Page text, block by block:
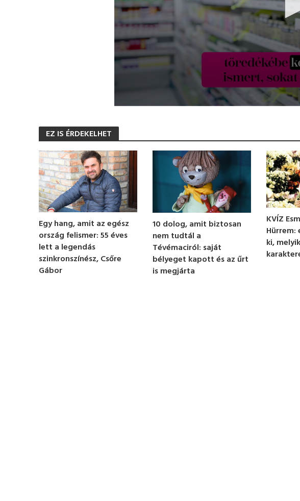
e
o
n
d
s
o
f
1
m
i
u
t
e
1
EZ IS ÉRDEKELHET
Egy hang, amit az egész
ország felismer: 55 éves
lett a legendás
szinkronszínész, Csőre
Gábor
10 dolog, amit biztosan
nem tudtál a
Tévémaciról: saját
bélyeget kapott és az űrt
is megjárta
KVÍZ
Hürrem:
ki,